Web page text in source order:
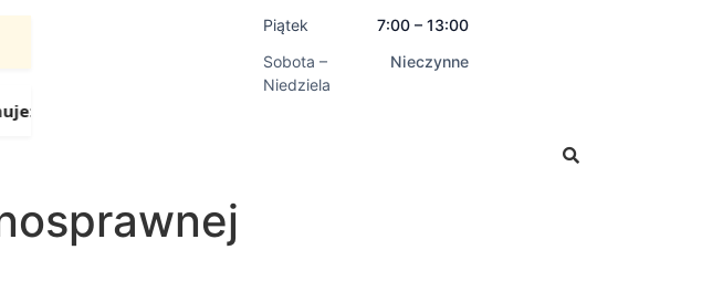
1 lipca można składać wnioski o świadczenia rodzinne oraz świadczenia z
Piątek
7:00 – 13:00
Sobota –
Niedziela
Nieczynne